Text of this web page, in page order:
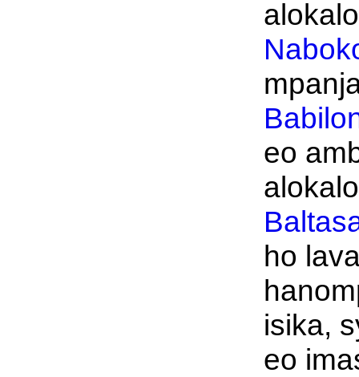
eo
ho
isika,
eo